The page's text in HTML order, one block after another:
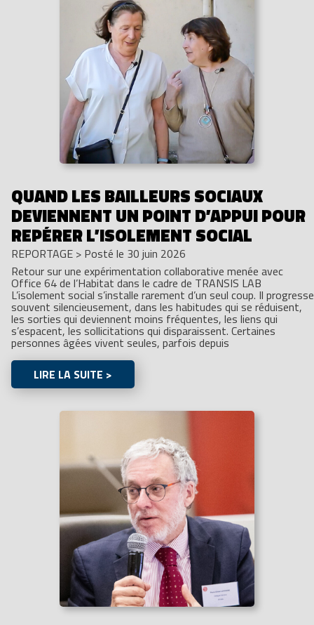
QUAND LES BAILLEURS SOCIAUX
DEVIENNENT UN POINT D’APPUI POUR
REPÉRER L’ISOLEMENT SOCIAL
REPORTAGE > Posté le 30 juin 2026
Retour sur une expérimentation collaborative menée avec
Office 64 de l’Habitat dans le cadre de TRANSIS LAB
L’isolement social s’installe rarement d’un seul coup. Il progresse
souvent silencieusement, dans les habitudes qui se réduisent,
les sorties qui deviennent moins fréquentes, les liens qui
s’espacent, les sollicitations qui disparaissent. Certaines
personnes âgées vivent seules, parfois depuis
LIRE LA SUITE >